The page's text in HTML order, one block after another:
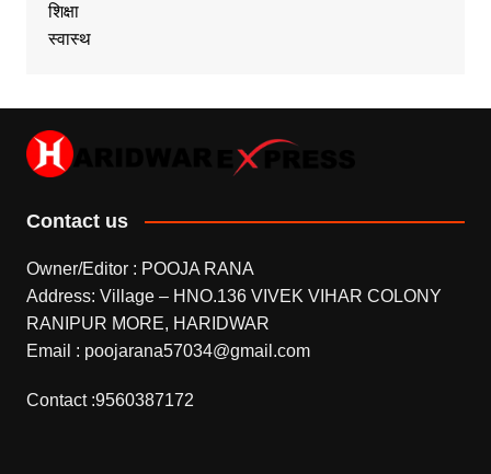
शिक्षा
स्वास्थ
Contact us
Owner/Editor : POOJA RANA
Address: Village – HNO.136 VIVEK VIHAR COLONY
RANIPUR MORE, HARIDWAR
Email : poojarana57034@gmail.com
Contact :9560387172